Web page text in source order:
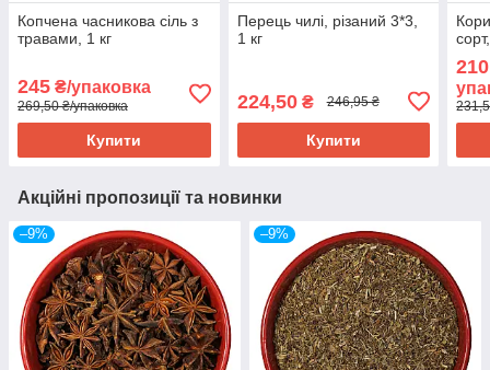
Копчена часникова сіль з
травами, 1 кг
245 ₴/упаковка
269,50 ₴/упаковка
Купити
Перець чилі, різаний 3*3,
1 кг
224,50₴ 246,95 ₴
Купити
Акційні пропозиції та новинки
–9% –9%